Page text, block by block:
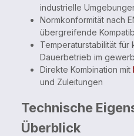
industrielle
Normkonformität nach
übergreifende
Temperaturstabilität für
Dauerbetrieb im
Direkte Kombination mit
und Zuleitungen
Technische
Überblick